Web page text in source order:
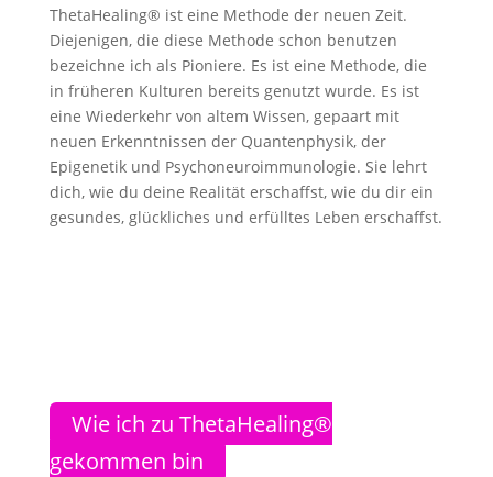
ThetaHealing® ist eine Methode der neuen Zeit.
Diejenigen, die diese Methode schon benutzen
bezeichne ich als Pioniere. Es ist eine Methode, die
in früheren Kulturen bereits genutzt wurde. Es ist
eine Wiederkehr von altem Wissen, gepaart mit
neuen Erkenntnissen der Quantenphysik, der
Epigenetik und Psychoneuroimmunologie. Sie lehrt
dich, wie du deine Realität erschaffst, wie du dir ein
gesundes, glückliches und erfülltes Leben erschaffst.
Wie ich zu ThetaHealing®
gekommen bin